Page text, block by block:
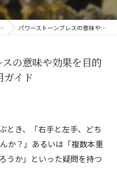
パワーストーンブレスの意味や効果を目的別で選ぶ実践的活用ガイド
の意味や効果を目的
イド
とき、「右手と左手、どち
か？」あるいは「複数本重
うか」といった疑問を持つ